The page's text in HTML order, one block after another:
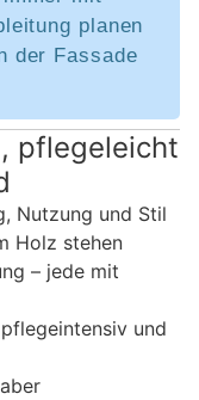
planen
der Fassade
pflegeleicht
Nutzung und Stil
Holz stehen
– jede mit
und